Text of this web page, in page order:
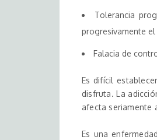
Tolerancia
progresivamente
Falacia de
Es difícil
disfruta. La
afecta seriamente
Es una